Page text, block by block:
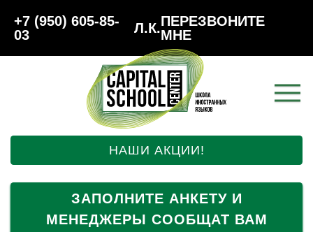
+7 (950) 605-85-
03
Л.К.ПЕРЕЗВОНИТЕ
МНЕ
НАШИ АКЦИИ!
ЗАПОЛНИТЕ АНКЕТУ И
МЕНЕДЖЕРЫ СООБЩАТ ВАМ